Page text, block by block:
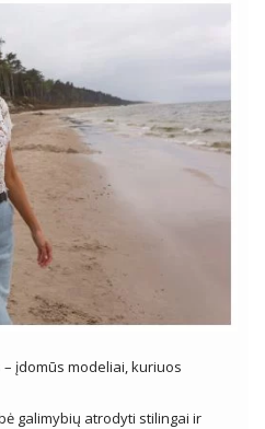
įdomūs modeliai, kuriuos
galimybių atrodyti stilingai ir